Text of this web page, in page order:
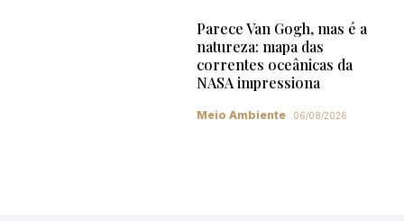
Parece Van Gogh, mas é a
natureza: mapa das
correntes oceânicas da
NASA impressiona
Meio Ambiente 06/08/2026